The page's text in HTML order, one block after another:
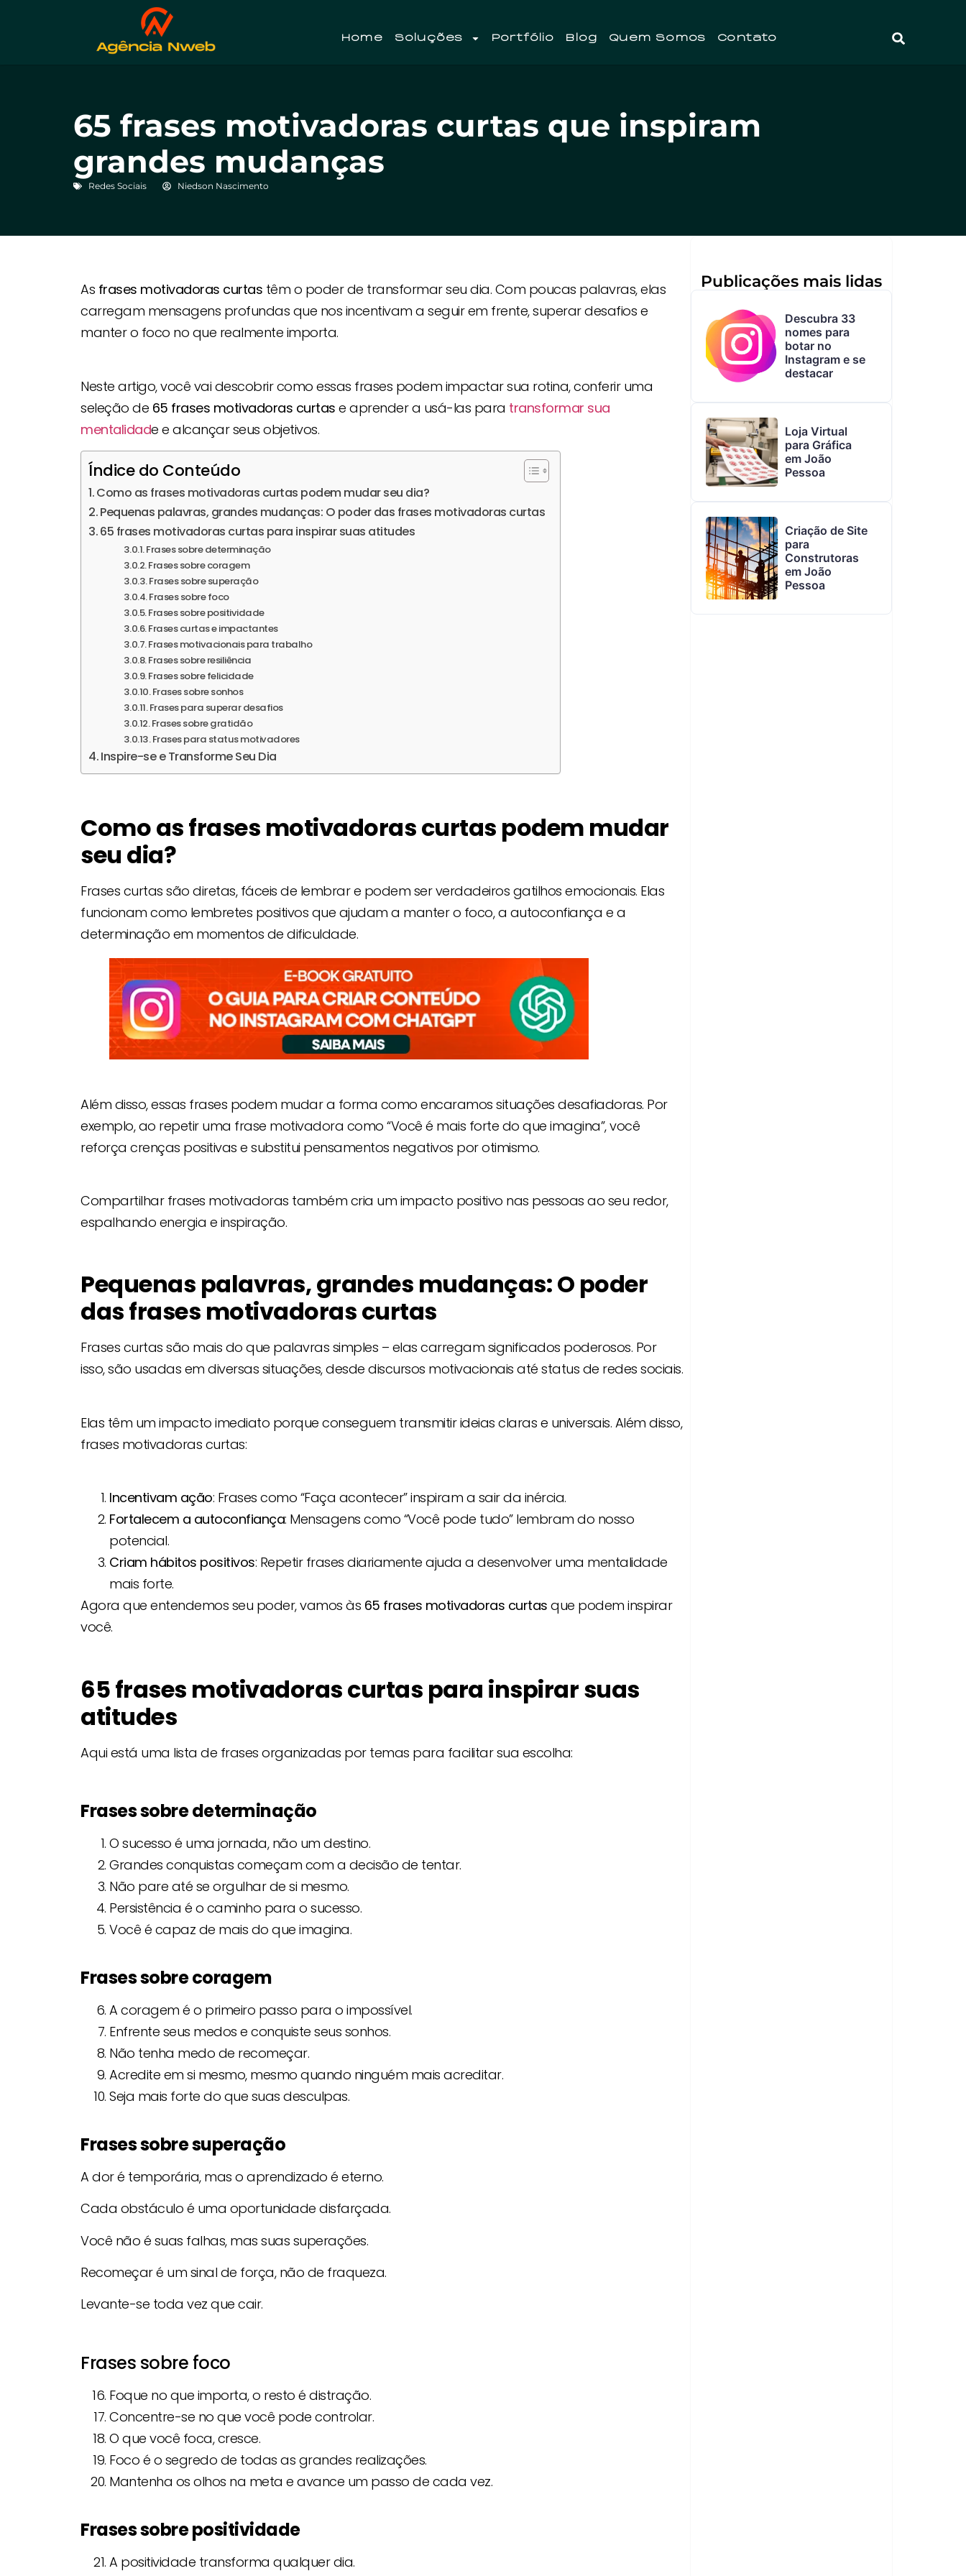
Home Soluções Portfólio Blog Quem Somos Contato
65 frases motivadoras curtas que inspiram
grandes mudanças
Redes Sociais Niedson Nascimento
As frases motivadoras curtas têm o poder de transformar seu dia. Com poucas palavras, elas
carregam mensagens profundas que nos incentivam a seguir em frente, superar desafios e
manter o foco no que realmente importa.
Neste artigo, você vai descobrir como essas frases podem impactar sua rotina, conferir uma
seleção de 65 frases motivadoras curtas e aprender a usá-las para transformar sua
mentalidade e alcançar seus objetivos.
Índice do Conteúdo
Como as frases motivadoras curtas podem mudar seu dia?
Pequenas palavras, grandes mudanças: O poder das frases motivadoras curtas
65 frases motivadoras curtas para inspirar suas atitudes
Frases sobre determinação
Frases sobre coragem
Frases sobre superação
Frases sobre foco
Frases sobre positividade
Frases curtas e impactantes
Frases motivacionais para trabalho
Frases sobre resiliência
Frases sobre felicidade
Frases sobre sonhos
Frases para superar desafios
Frases sobre gratidão
Frases para status motivadores
Inspire-se e Transforme Seu Dia
Como as frases motivadoras curtas podem mudar
seu dia?
Frases curtas são diretas, fáceis de lembrar e podem ser verdadeiros gatilhos emocionais. Elas
funcionam como lembretes positivos que ajudam a manter o foco, a autoconfiança e a
determinação em momentos de dificuldade.
Além disso, essas frases podem mudar a forma como encaramos situações desafiadoras. Por
exemplo, ao repetir uma frase motivadora como “Você é mais forte do que imagina”, você
reforça crenças positivas e substitui pensamentos negativos por otimismo.
Compartilhar frases motivadoras também cria um impacto positivo nas pessoas ao seu redor,
espalhando energia e inspiração.
Pequenas palavras, grandes mudanças: O poder
das frases motivadoras curtas
Frases curtas são mais do que palavras simples – elas carregam significados poderosos. Por
isso, são usadas em diversas situações, desde discursos motivacionais até status de redes sociais.
Elas têm um impacto imediato porque conseguem transmitir ideias claras e universais. Além disso,
frases motivadoras curtas:
Incentivam ação: Frases como “Faça acontecer” inspiram a sair da inércia.
Fortalecem a autoconfiança: Mensagens como “Você pode tudo” lembram do nosso
potencial.
Criam hábitos positivos: Repetir frases diariamente ajuda a desenvolver uma mentalidade
mais forte.
Agora que entendemos seu poder, vamos às 65 frases motivadoras curtas que podem inspirar
você.
65 frases motivadoras curtas para inspirar suas
atitudes
Aqui está uma lista de frases organizadas por temas para facilitar sua escolha:
Frases sobre determinação
O sucesso é uma jornada, não um destino.
Grandes conquistas começam com a decisão de tentar.
Não pare até se orgulhar de si mesmo.
Persistência é o caminho para o sucesso.
Você é capaz de mais do que imagina.
Frases sobre coragem
A coragem é o primeiro passo para o impossível.
Enfrente seus medos e conquiste seus sonhos.
Não tenha medo de recomeçar.
Acredite em si mesmo, mesmo quando ninguém mais acreditar.
Seja mais forte do que suas desculpas.
Frases sobre superação
A dor é temporária, mas o aprendizado é eterno.
Cada obstáculo é uma oportunidade disfarçada.
Você não é suas falhas, mas suas superações.
Recomeçar é um sinal de força, não de fraqueza.
Levante-se toda vez que cair.
Frases sobre foco
Foque no que importa, o resto é distração.
Concentre-se no que você pode controlar.
O que você foca, cresce.
Foco é o segredo de todas as grandes realizações.
Mantenha os olhos na meta e avance um passo de cada vez.
Frases sobre positividade
A positividade transforma qualquer dia.
Publicações mais lidas
Descubra 33
nomes para
botar no
Instagram e se
destacar
Loja Virtual
para Gráfica
em João
Pessoa
Criação de Site
para
Construtoras
em João
Pessoa